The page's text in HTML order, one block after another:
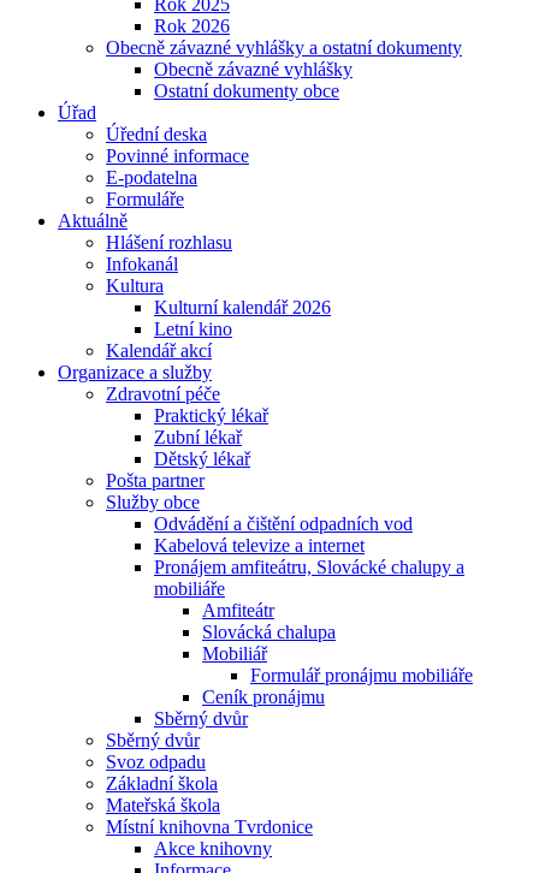
Rok 2025
Rok 2026
Obecně závazné vyhlášky a ostatní dokumenty
Obecně závazné vyhlášky
Ostatní dokumenty obce
Úřad
Úřední deska
Povinné informace
E-podatelna
Formuláře
Aktuálně
Hlášení rozhlasu
Infokanál
Kultura
Kulturní kalendář 2026
Letní kino
Kalendář akcí
Organizace a služby
Zdravotní péče
Praktický lékař
Zubní lékař
Dětský lékař
Pošta partner
Služby obce
Odvádění a čištění odpadních vod
Kabelová televize a internet
Pronájem amfiteátru, Slovácké chalupy a
mobiliáře
Amfiteátr
Slovácká chalupa
Mobiliář
Formulář pronájmu mobiliáře
Ceník pronájmu
Sběrný dvůr
Sběrný dvůr
Svoz odpadu
Základní škola
Mateřská škola
Místní knihovna Tvrdonice
Akce knihovny